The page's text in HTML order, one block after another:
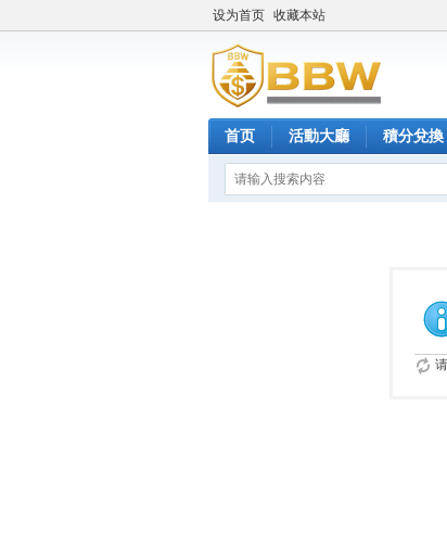
设为首页 收藏本站
首页 活動大廳 積分兌換